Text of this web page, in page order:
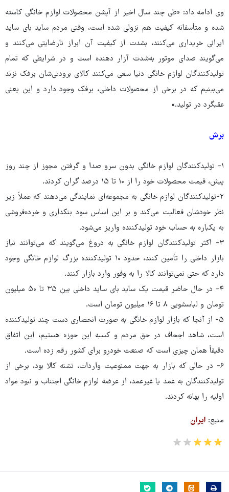
وی ادامه داد: «طی چند سال اخیر از آپشن محصولات لوازم خانگی کاسته
شده و متأسفانه کیفیت هم نزولی شده است، وقتی مردم ساید بای ساید
ایرانی خریداری می‌کنند، بشدت از کیفیت آن ابراز نارضایتی می‌کنند و
می‌گویند صدای موتور به‌شدت آزار دهنده است و در شرایطی که تمام
تولیدکنندگان لوازم خانگی دنیا سعی می‌کنند کالای برودتی‌شان برفک نزند
می‌بینیم که در برخی از محصولات داخلی، برفک وجود دارد و این یعنی
عقبگرد در تولید.»
برش
۱- تولیدکنندگان لوازم خانگی بدون سرو صدا و گرفتن مجوز از چند روز
پیش، قیمت محصولات خود را از ۱۰ تا ۱۵ درصد گران کردند.
۲-تولیدکنندگان لوازم خانگی به مجموعه‌ای نمایندگی می‌دهند که عملاً زیر
نظر خودشان فعالیت می‌کند و بر این اساس سود بنکداری و خرده‌فروشی
به یکباره به حساب خود تولیدکننده واریز می‌شود.
۳- اکثر تولیدکنندگان لوازم خانگی به دروغ می‌گویند که می‌توانند نیاز
بازار داخلی را تأمین کنند، حدود ۱۰ تولیدکننده بزرگ لوازم خانگی وجود
دارد که حتی نمی‌توانند کالا را به وفور وارد بازار کنند.
۴- در حال حاضر قیمت یک ساید بای ساید داخلی بین ۳۵ تا ۵۰ میلیون
تومان و لباسشویی ۸ تا ۱۶ میلیون تومان است.
۵- از آنجا که بازار لوازم خانگی به صورت انحصاری دست چند تولیدکننده
است، شاهد اجحاف در حق مردم و کسبه این حوزه هستیم، این اتفاق
دقیقاً همان چیزی است که صنعت خودرو برای کشور رقم زده است.
۶- در حالی که بازار به جهت ممنوعیت واردات، تشنه کالا بود، برخی از
تولیدکنندگان به عمد یا غیرعمد، از عرضه لوازم خانگی اجتناب و نبود مواد
اولیه را بهانه کردند.
منبع: ایران